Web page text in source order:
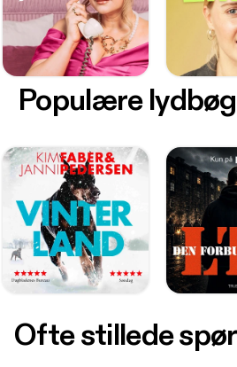
Populære
Ofte stillede